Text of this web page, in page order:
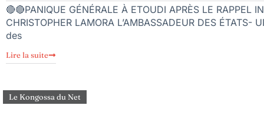
🔴🔴PANIQUE GÉNÉRALE À ETOUDI APRÈS LE RAPPEL
CHRISTOPHER LAMORA L’AMBASSADEUR DES ÉTATS-
des
Lire la suite
Le Kongossa du Net